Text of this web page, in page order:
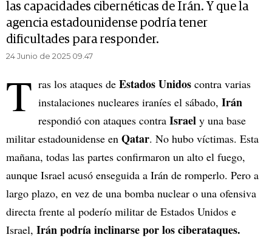
las capacidades cibernéticas de Irán. Y que la
agencia estadounidense podría tener
dificultades para responder.
24 Junio de 2025 09.47
T ras los ataques de Estados Unidos contra varias
instalaciones nucleares iraníes el sábado, Irán
respondió con ataques contra Israel y una base
militar estadounidense en Qatar. No hubo víctimas. Esta
mañana, todas las partes confirmaron un alto el fuego,
aunque Israel acusó enseguida a Irán de romperlo. Pero a
largo plazo, en vez de una bomba nuclear o una ofensiva
directa frente al poderío militar de Estados Unidos e
Israel, Irán podría inclinarse por los ciberataques.